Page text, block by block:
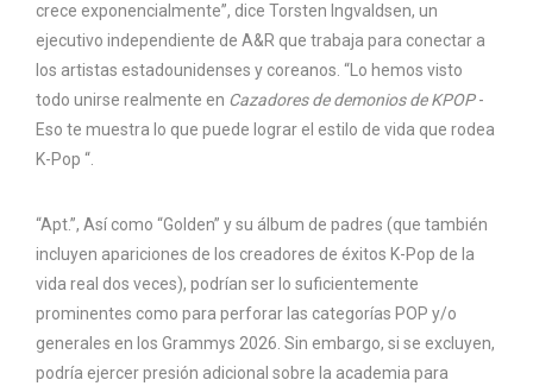
crece exponencialmente”, dice Torsten Ingvaldsen, un
ejecutivo independiente de A&R que trabaja para conectar a
los artistas estadounidenses y coreanos. “Lo hemos visto
todo unirse realmente en Cazadores de demonios de KPOP-
Eso te muestra lo que puede lograr el estilo de vida que rodea
K-Pop “.
“Apt.”, Así como “Golden” y su álbum de padres (que también
incluyen apariciones de los creadores de éxitos K-Pop de la
vida real dos veces), podrían ser lo suficientemente
prominentes como para perforar las categorías POP y/o
generales en los Grammys 2026. Sin embargo, si se excluyen,
podría ejercer presión adicional sobre la academia para